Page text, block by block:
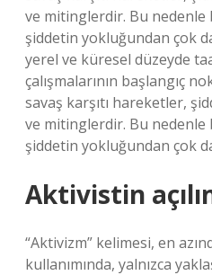
ve mitinglerdir. Bu nedenle
şiddetin yokluğundan çok
yerel ve küresel düzeyde
çalışmalarının başlangıç
savaş karşıtı hareketler,
ve mitinglerdir. Bu nedenle
şiddetin yokluğundan çok
Aktivistin
“Aktivizm” kelimesi, en
kullanımında, yalnızca